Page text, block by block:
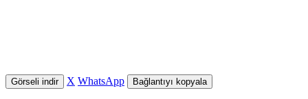
Görseli indir X WhatsApp Bağlantıyı kopyala